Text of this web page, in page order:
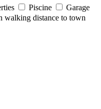
Piscine
Garage
walking distance to town